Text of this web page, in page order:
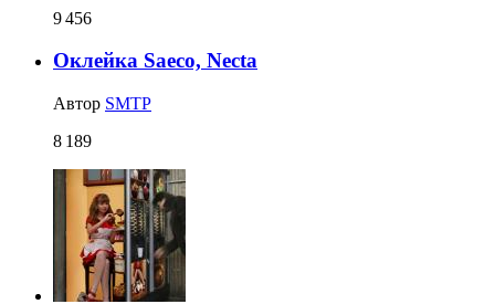
9 456
Оклейка Saeco, Necta
Автор SMTP
8 189